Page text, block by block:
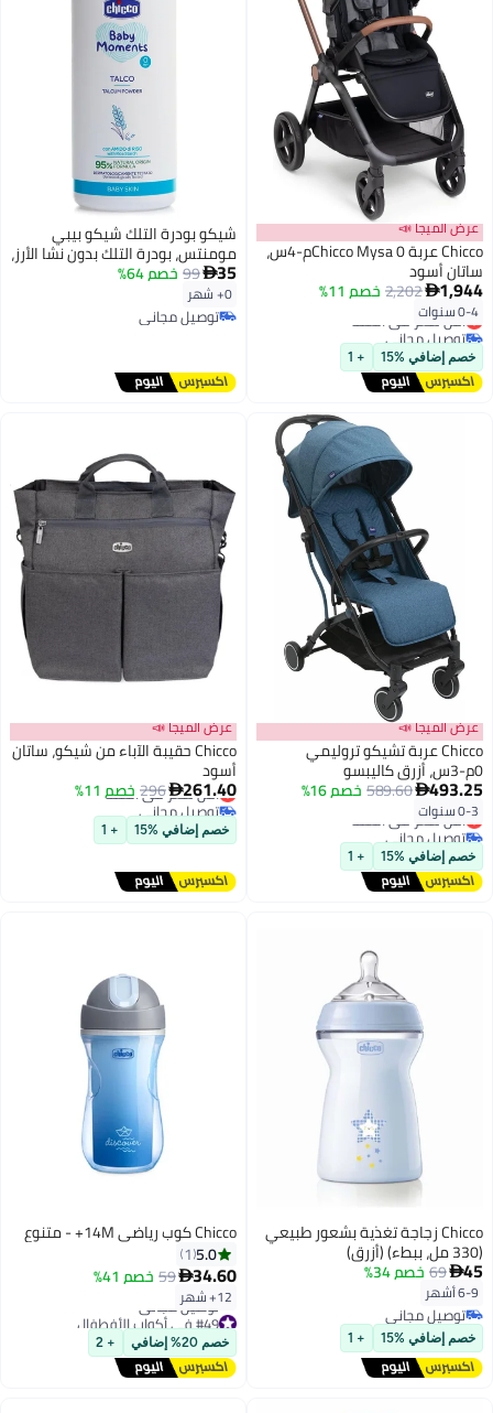
عرض الميجا 📣
Chicco عربة Chicco Mysa 0م-4س،
ساتان أسود
1,944
2,202خصم 11%
0-4 سنواتأقل سعر في السنة
توصيل مجاني
أقل سعر في السنة
خصم إضافي %15 + 1
شيكو بودرة التلك شيكو بيبي
مومنتس، بودرة التلك بدون نشا الأرز،
تترك البشرة جافة وناعمة، من عمر
0 ​​أشهر فما فوق، 150 غرام
35
99 خصم 64%
0+ شهر
توصيل مجاني
عرض الميجا 📣
Chicco عربة تشيكو تروليمي
0م-3س، أزرق كاليبسو
493.25
589.60خصم 16%
0-3 سنواتأقل سعر في السنة
توصيل مجاني
أقل سعر في السنة
خصم إضافي %15 + 1
عرض الميجا 📣
Chicco حقيبة الآباء من شيكو، ساتان
أسود
261.40
296 خصم 11%
أقل سعر في السنة
توصيل مجاني
أقل سعر في السنة
خصم إضافي %15 + 1
Chicco زجاجة تغذية بشعور طبيعي
(330 مل، ببطء) (أزرق)
45
69 خصم 34%
6-9 أشهر
توصيل مجاني
توصيل مجاني
خصم إضافي %15 + 1
Chicco كوب رياضي 14M+ - متنوع
5.0
1
34.60
59 خصم 41%
12+ شهر
#49 في أكواب الأفطفال
أقل سعر في السنة
توصيل مجاني
#49 في أكواب الأفطفال
خصم 20% إضافي + 2